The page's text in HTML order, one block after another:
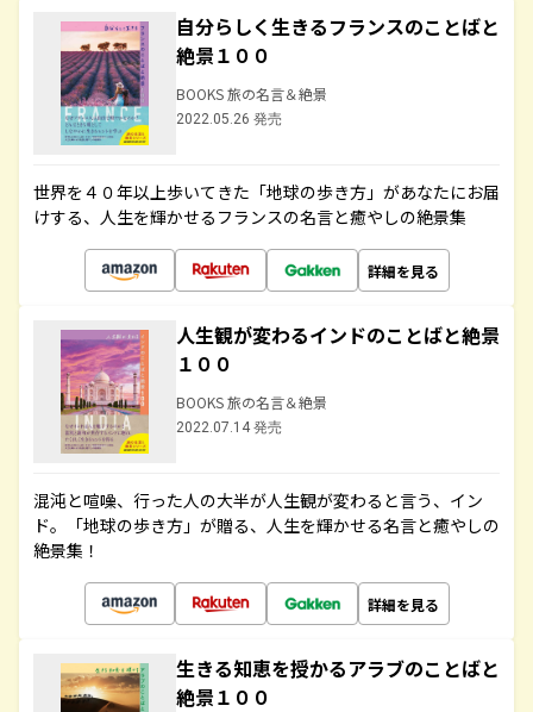
自分らしく生きるフランスのことばと
絶景１００
BOOKS 旅の名言＆絶景
2022.05.26 発売
世界を４０年以上歩いてきた「地球の歩き方」があなたにお届
けする、人生を輝かせるフランスの名言と癒やしの絶景集
詳細を見る
人生観が変わるインドのことばと絶景
１００
BOOKS 旅の名言＆絶景
2022.07.14 発売
混沌と喧噪、行った人の大半が人生観が変わると言う、イン
ド。「地球の歩き方」が贈る、人生を輝かせる名言と癒やしの
絶景集！
詳細を見る
生きる知恵を授かるアラブのことばと
絶景１００